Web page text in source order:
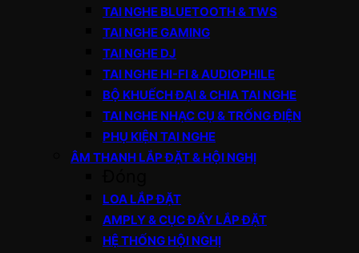
TAI NGHE BLUETOOTH & TWS
TAI NGHE GAMING
TAI NGHE DJ
TAI NGHE HI-FI & AUDIOPHILE
BỘ KHUẾCH ĐẠI & CHIA TAI NGHE
TAI NGHE NHẠC CỤ & TRỐNG ĐIỆN
PHỤ KIỆN TAI NGHE
ÂM THANH LẮP ĐẶT & HỘI NGHỊ
LOA LẮP ĐẶT
AMPLY & CỤC ĐẨY LẮP ĐẶT
HỆ THỐNG HỘI NGHỊ